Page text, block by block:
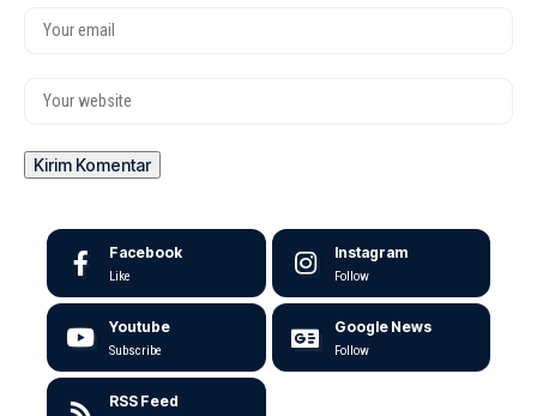
Facebook
Like
Instagram
Follow
Youtube
Subscribe
Google News
Follow
RSS Feed